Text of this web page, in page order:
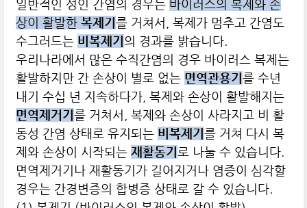
일반적인 성인 간염의 경우는 바이러스의 복제와 손
상이 활발한 복제기 를 거쳐서, 복제가 멈추고 간염도
수그러드는 비복제기 의 경과를 밝습니다.
우리나라에서 많은 수직간염의 경우 바이러스 복제는
활발하지만 간 손상이 별로 없는 면역관용기 를 수년
내기 수십 년 지속하다가, 복제와 손상이 활발해지는
면역제거기 를 거쳐서, 복제와 손상이 사라지고 비 활
동성 간염 상태로 유지되는 비복제기 를 거쳐 다시 복
제와 손상이 시작되는 재활동기 로 나눌 수 있습니다.
면역제거기나 재활동기가 길어지거나 염증이 심각할
경우는 간경변증의 합병증 상태로 갈 수 있습니다.